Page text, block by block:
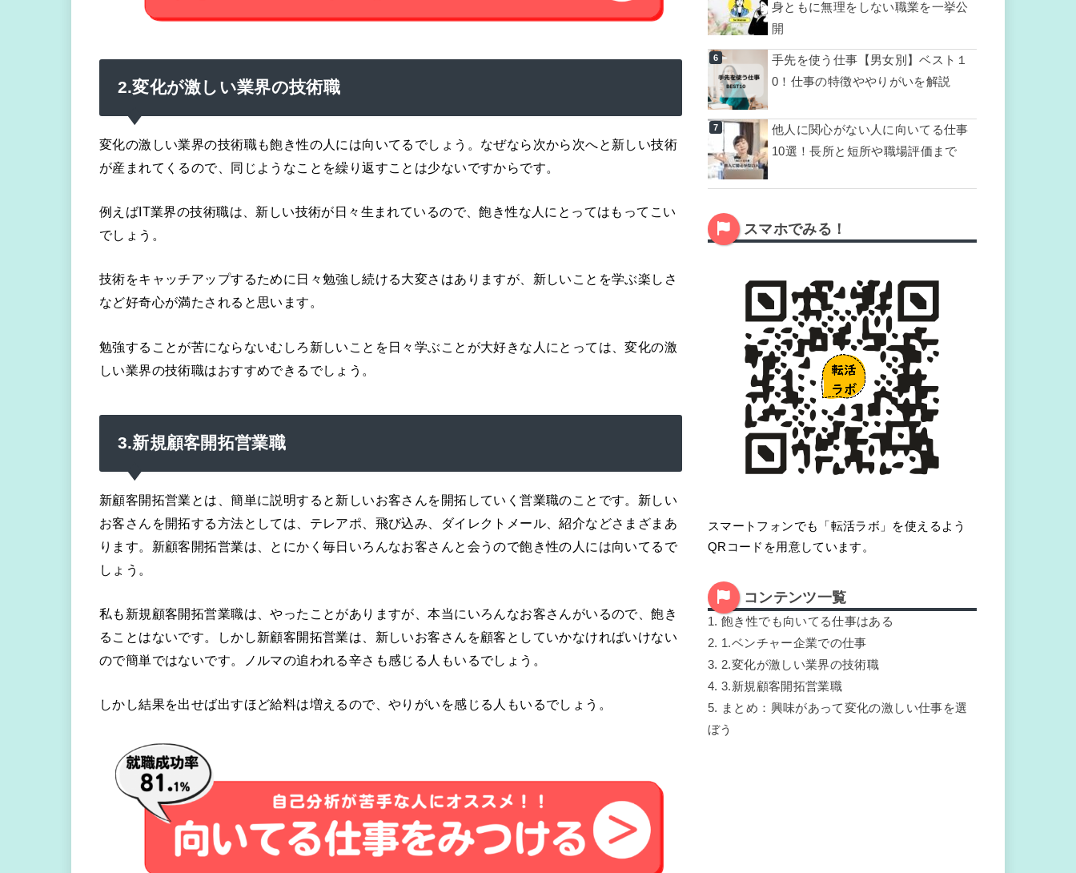
2.変化が激しい業界の技術職
変化の激しい業界の技術職も飽き性の人には向いてるでしょう。なぜなら次から次へと新しい技術
が産まれてくるので、同じようなことを繰り返すことは少ないですからです。
例えばIT業界の技術職は、新しい技術が日々生まれているので、飽き性な人にとってはもってこい
でしょう。
技術をキャッチアップするために日々勉強し続ける大変さはありますが、新しいことを学ぶ楽しさ
など好奇心が満たされると思います。
勉強することが苦にならないむしろ新しいことを日々学ぶことが大好きな人にとっては、変化の激
しい業界の技術職はおすすめできるでしょう。
3.新規顧客開拓営業職
新顧客開拓営業とは、簡単に説明すると新しいお客さんを開拓していく営業職のことです。新しい
お客さんを開拓する方法としては、テレアポ、飛び込み、ダイレクトメール、紹介などさまざまあ
ります。新顧客開拓営業は、とにかく毎日いろんなお客さんと会うので飽き性の人には向いてるで
しょう。
私も新規顧客開拓営業職は、やったことがありますが、本当にいろんなお客さんがいるので、飽き
ることはないです。しかし新顧客開拓営業は、新しいお客さんを顧客としていかなければいけない
ので簡単ではないです。ノルマの追われる辛さも感じる人もいるでしょう。
しかし結果を出せば出すほど給料は増えるので、やりがいを感じる人もいるでしょう。
身ともに無理をしない職業を一挙公
開
手先を使う仕事【男女別】ベスト１
0！仕事の特徴ややりがいを解説
他人に関心がない人に向いてる仕事
10選！長所と短所や職場評価まで
スマホでみる！
スマートフォンでも「転活ラボ」を使えるよう
QRコードを用意しています。
コンテンツ一覧
1. 飽き性でも向いてる仕事はある
2. 1.ベンチャー企業での仕事
3. 2.変化が激しい業界の技術職
4. 3.新規顧客開拓営業職
5. まとめ：興味があって変化の激しい仕事を選
ぼう